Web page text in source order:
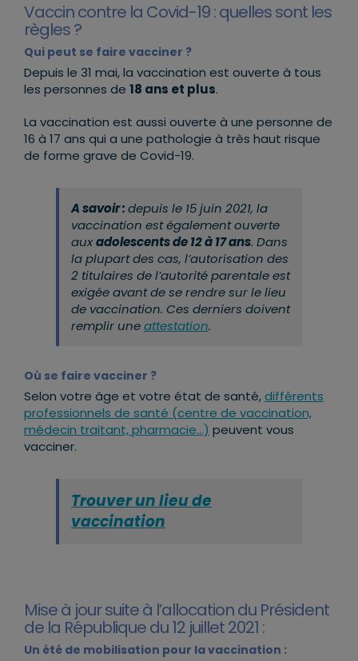
Vaccin contre la Covid-19 : quelles sont les
règles ?
Qui peut se faire vacciner ?
Depuis le 31 mai, la vaccination est ouverte à tous
les personnes de 18 ans et plus.
La vaccination est aussi ouverte à une personne de
16 à 17 ans qui a une pathologie à très haut risque
de forme grave de Covid-19.
A savoir :depuis le 15 juin 2021, la
vaccination est également ouverte
auxadolescents de 12 à 17 ans. Dans
la plupart des cas, l’autorisation des
2 titulaires de l’autorité parentale est
exigée avant de se rendre sur le lieu
de vaccination. Ces derniers doivent
remplir uneattestation.
Où se faire vacciner ?
Selon votre âge et votre état de santé,différents
professionnels de santé (centre de vaccination,
médecin traitant, pharmacie…) peuvent vous
vacciner.
Trouver un lieu de
vaccination
Mise à jour suite à l’allocation du Président
de la République du 12 juillet 2021 :
Un été de mobilisation pour la vaccination :